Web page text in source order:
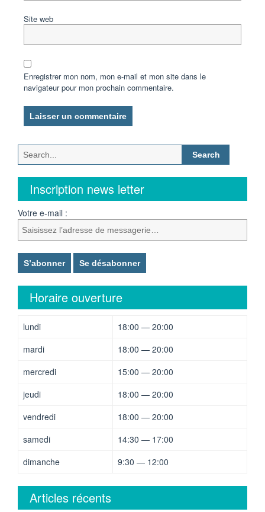
Site web
Enregistrer mon nom, mon e-mail et mon site dans le
navigateur pour mon prochain commentaire.
Search
for:
Inscription news letter
Votre e-mail :
Horaire ouverture
lundi
18:00 — 20:00
mardi
18:00 — 20:00
mercredi
15:00 — 20:00
jeudi
18:00 — 20:00
vendredi
18:00 — 20:00
samedi
14:30 — 17:00
dimanche
9:30 — 12:00
Articles récents